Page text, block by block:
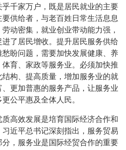
千家万户，既是居民就业的主要
供给者，与老百姓日常生活息息
动密集，就业创业带动能力强，
了居民增收。提升居民服务供给
盼问题，需要加快发展健康、养
育、家政等服务业。必须加快推
构、提高质量，增加服务业的就
更加普惠的服务产品，让服务业
公平惠及全体人民。
高效发展是培育国际经济合作和
近平总书记深刻指出，服务贸易
，服务业是国际经贸合作的重要